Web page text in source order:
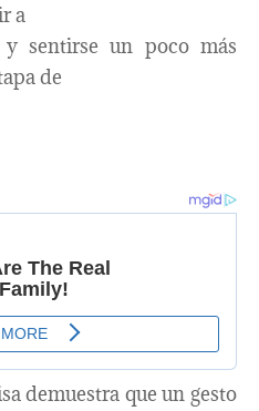
a
sentirse un poco más
de
demuestra que un gesto